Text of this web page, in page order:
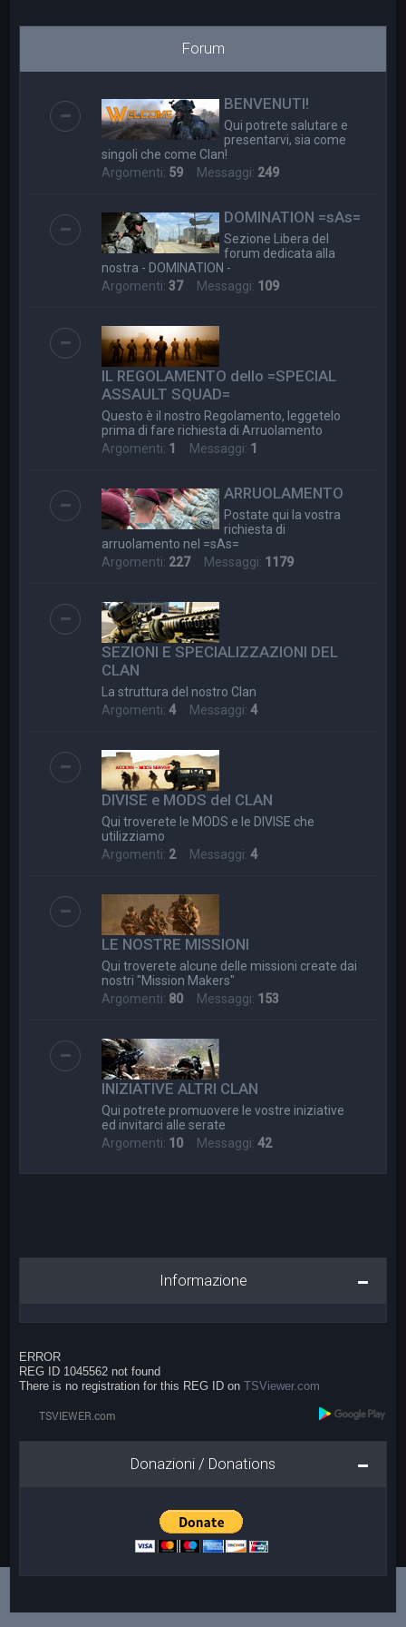
a
Forum
BENVENUTI!
Qui potrete salutare e
presentarvi, sia come
singoli che come Clan!
Argomenti: 59 Messaggi: 249
DOMINATION =sAs=
Sezione Libera del
forum dedicata alla
nostra - DOMINATION -
Argomenti:37Messaggi: 109
IL REGOLAMENTO dello =SPECIAL
ASSAULT SQUAD=
Questo è il nostro Regolamento, leggetelo
prima di fare richiesta di Arruolamento
Argomenti: 1 Messaggi: 1
ARRUOLAMENTO
Postate qui la vostra
richiesta di
arruolamento nel =sAs=
Argomenti: 227Messaggi: 1179
SEZIONI E SPECIALIZZAZIONI DEL
CLAN
La struttura del nostro Clan
Argomenti:4Messaggi:4
DIVISE e MODS del CLAN
Qui troverete le MODS e le DIVISE che
utilizziamo
Argomenti: 2Messaggi:4
LE NOSTRE MISSIONI
Qui troverete alcune delle missioni create dai
nostri "Mission Makers"
Argomenti: 80 Messaggi: 153
INIZIATIVE ALTRI CLAN
Qui potrete promuovere le vostre iniziative
ed invitarci alle serate
Argomenti: 10 Messaggi:42
Informazione
ERROR
REG ID 1045562 not found
There is no registration for this REG ID onTSViewer.com
Donazioni / Donations